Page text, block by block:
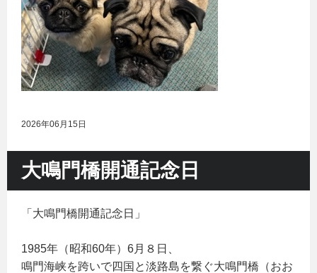
2026年06月15日
大鳴門橋開通記念日
「大鳴門橋開通記念日」
1985年（昭和60年）6月８日、
鳴門海峡を跨いで四国と淡路島を繋ぐ大鳴門橋（おお